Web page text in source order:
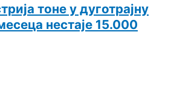
тоне у дуготрајну
нестаје 15.000